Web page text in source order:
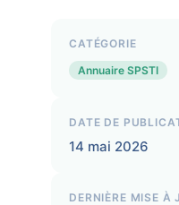
CATÉGORIE
Annuaire SPSTI
DATE DE
14 mai 2026
DERNIÈRE MISE À